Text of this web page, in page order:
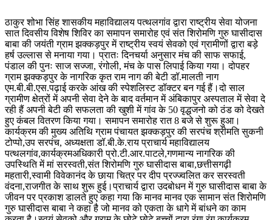
ठाकुर शोभा सिंह शासकीय महाविद्यालय पत्थलगांव द्वारा राष्ट्रीय सेवा योजना
सात दिवसीय विशेष शिविर का समापन समारोह एवं संत शिरोमणि गुरु घासीदास
बाबा की जयंती ग्राम झक्कड़पुर में राष्ट्रीय स्वयं सेवको एवं ग्रामीणों द्वारा बड़े
हर्ष उल्लास से मनाया गया। प्रातः दिनचर्या अनुसार मंच की साफ सफाई,
पंडाल की पुनः साज सज्जा, रंगोली, मंच के पास लिपाई किया गया। दोपहर
ग्राम झक्कड़पुर के नागरिक कृत राम नाग की बेटी डॉ.मालती नाग
एम.बी.बी.एस.पढ़ाई करके आंख की स्पेशलिस्ट डॉक्टर बन गई हैं।दो साल
ग्रामीण क्षेत्रों में अपनी सेवा देने के बाद वर्तमान में अंबिकापुर अस्पताल में सेवा दे
रही हैं अपनी बेटी की सफलता की खुशी में गांव के 50 वृद्धजनो को ठंड को देखते
हुए कंबल वितरण किया गया। समापन समारोह रात 8 बजे से शुरू हुआ।
कार्यक्रम की मुख्य अतिथि ग्राम पंचायत झक्कड़पुर की सरपंच श्रीमति सुकनी
टोप्पो,उप सरपंच, अध्यक्षता डॉ.बी.के.राय प्राचार्य महाविद्यालय
पत्थलगांव,कार्यक्रमअधिकारी प्रो.टी.आर.पाटले,गणमान्य नागरिक की
उपस्थिति में मां सरस्वती,संत शिरोमणि गुरु घासीदास बाबा,छत्तीसगढ़ी
महतारी,स्वामी विवेकानंद के छाया चित्र पर दीप प्रज्ज्वलित कर सरस्वती
वंदना,राजगीत के साथ शुरू हुई।प्राचार्य द्वारा उदबोधन में गुरु घासीदास बाबा के
जीवन पर प्रकाश डालते हुए कहा गया कि मानव मानव एक सामान संत शिरोमणि
गुरु घासीदास बाबा ने कहा है जो मानव को एकता के धागे में बांधने का काम